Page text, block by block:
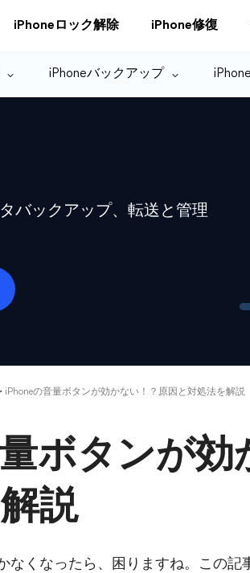
iPhoneロック解除 iPhone修復
iPhoneバックアップ
バックアップ、転送と管理
iPhoneの音量ボタンが効かない！？原因と対処法を解説
ボタンが効
説
なくなったら、困りますね。この記